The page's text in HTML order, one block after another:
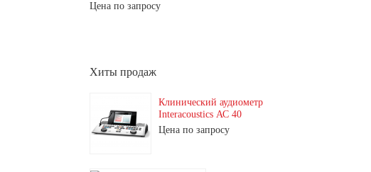
Цена по запросу
Хиты продаж
Клинический аудиометр
Interacoustics АС 40
Цена по запросу